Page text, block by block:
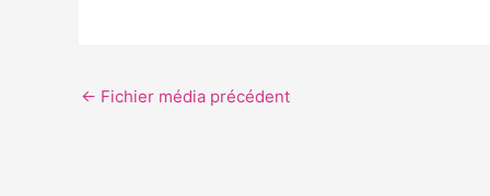
← Fichier média précédent